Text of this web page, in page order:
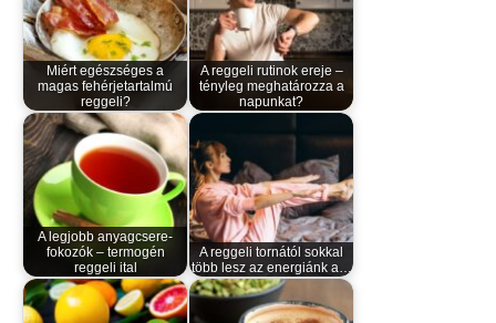
Miért egészséges a
magas fehérjetartalmú
reggeli?
A reggeli rutinok ereje –
tényleg meghatározza a
napunkat?
A legjobb anyagcsere-
fokozók – termogén
reggeli ital
A reggeli tornától sokkal
több lesz az energiánk a…